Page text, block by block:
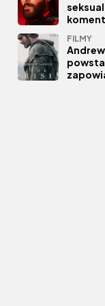
FILMY